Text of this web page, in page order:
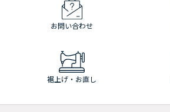
お問い合わせ
裾上げ・お直し